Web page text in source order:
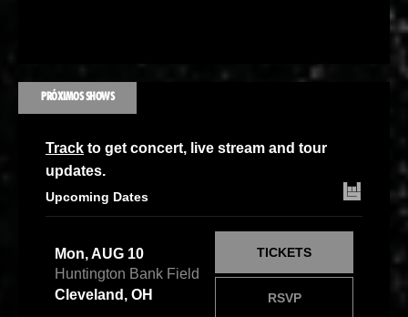
PRÓXIMOS SHOWS
Track to get concert, live stream and tour
updates.
Upcoming Dates
Mon, AUG 10
Huntington Bank Field
Cleveland, OH
RSVP
TICKETS